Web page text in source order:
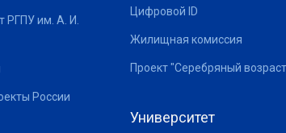
РГПУ им. А. И.
России
Цифровой ID
Жилищная комиссия
Проект "Серебряный
Университет